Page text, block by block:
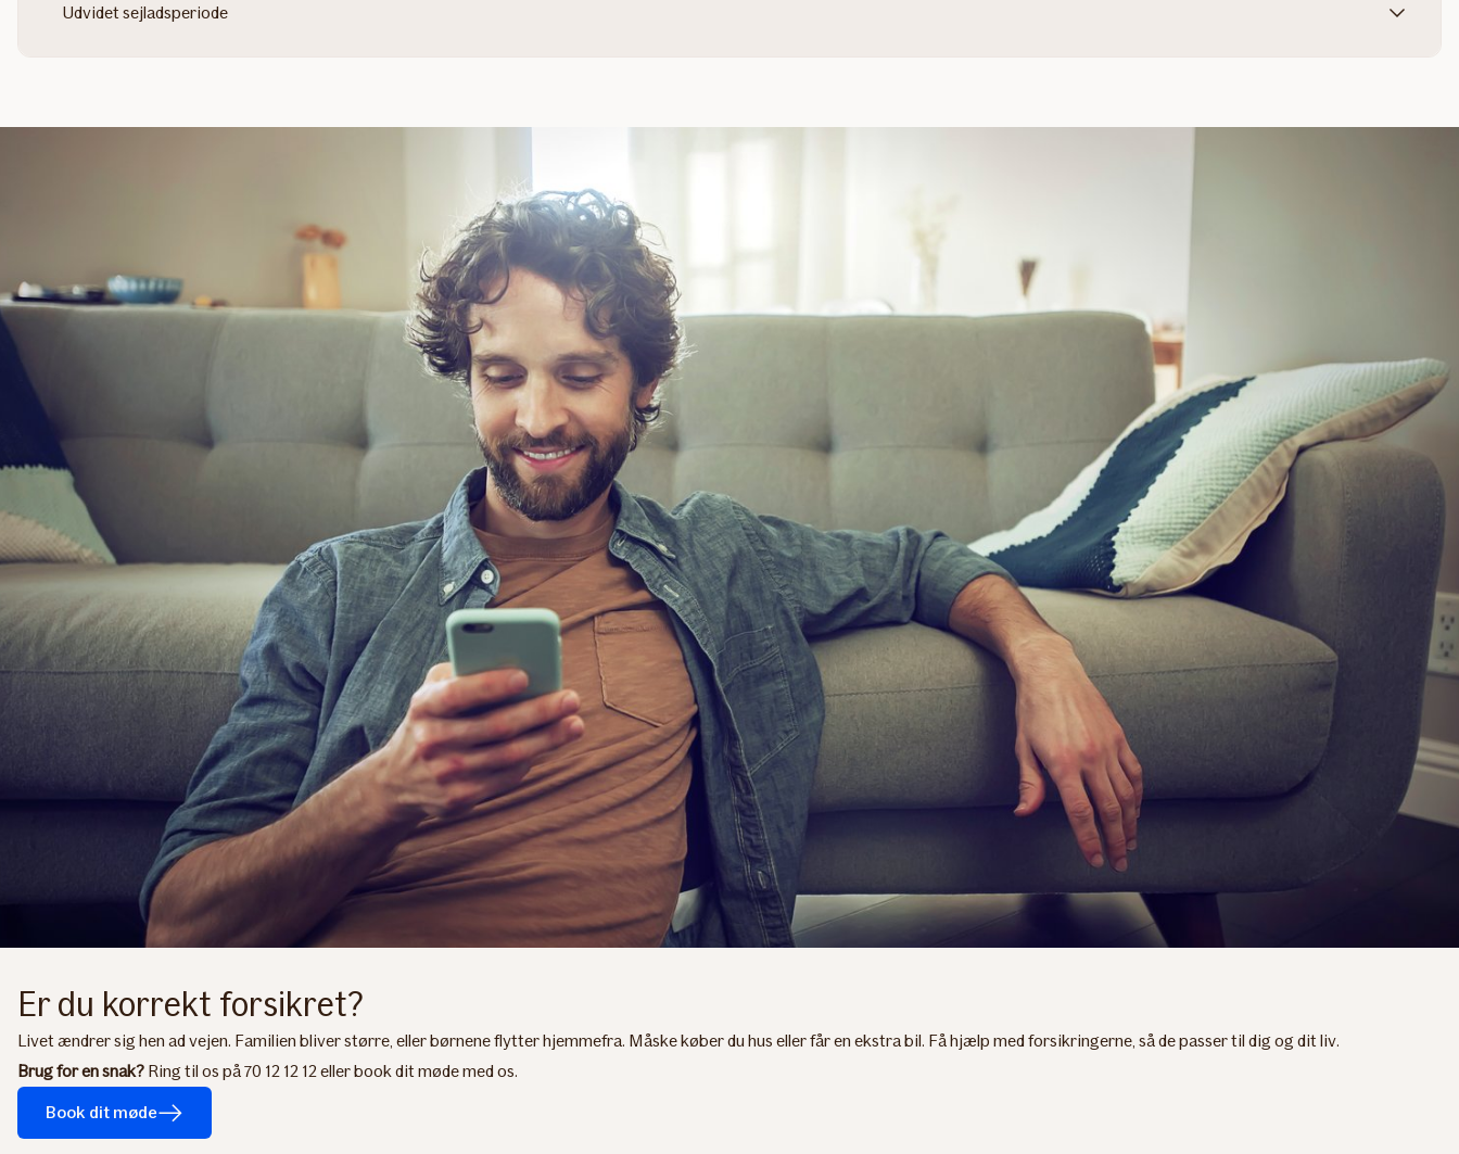
Udvidet sejladsperiode
Er du korrekt forsikret?
Livet ændrer sig hen ad vejen. Familien bliver større, eller børnene flytter hjemmefra. Måske køber du hus eller får en ekstra bil. Få hjælp med forsikringerne, så de passer til dig og dit liv.
Brug for en snak? Ring til os på 70 12 12 12 eller book dit møde med os.
Book dit møde